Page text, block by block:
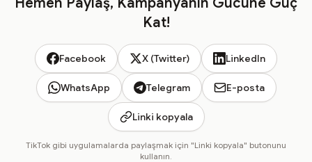
Kat!
Facebook X (Twitter) LinkedIn
WhatsApp Telegram E-posta
Linki kopyala
TikTok gibi uygulamalarda paylaşmak için "Linki kopyala" butonunu
kullanın.